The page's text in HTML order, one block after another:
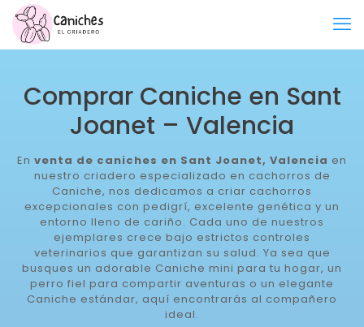
Comprar Caniche en Sant
Joanet – Valencia
En venta de caniches en Sant Joanet, Valencia en
nuestro criadero especializado en cachorros de
Caniche, nos dedicamos a criar cachorros
excepcionales con pedigrí, excelente genética y un
entorno lleno de cariño. Cada uno de nuestros
ejemplares crece bajo estrictos controles
veterinarios que garantizan su salud. Ya sea que
busques un adorable Caniche mini para tu hogar, un
perro fiel para compartir aventuras o un elegante
Caniche estándar, aquí encontrarás al compañero
ideal.